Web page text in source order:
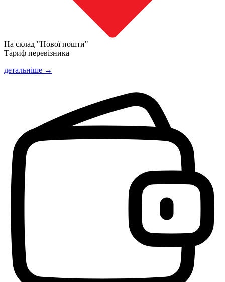
На склад "Нової пошти"
Тариф перевізника
детальніше →